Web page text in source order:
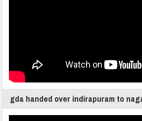
gda handed over indirapuram to